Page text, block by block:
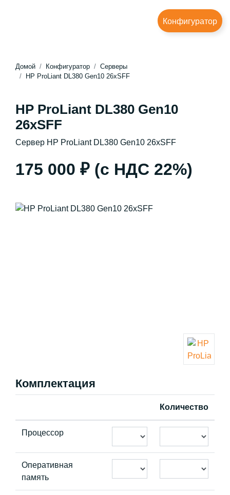
Конфигуратор
Домой Конфигуратор
Серверы
HP ProLiant DL380 Gen10 26xSFF
HP ProLiant DL380 Gen10
26xSFF
Сервер HP ProLiant DL380 Gen10 26xSFF
175 000 ₽ (с НДС 22%)
Комплектация
Количество
Процессор
Оперативная
память